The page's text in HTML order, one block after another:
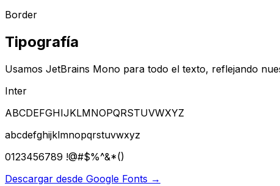
Border
Tipografía
Usamos JetBrains Mono para todo el texto, reflejando
Inter
ABCDEFGHIJKLMNOPQRSTUVWXYZ
abcdefghijklmnopqrstuvwxyz
0123456789 !@#$%^&*()
Descargar desde Google Fonts →